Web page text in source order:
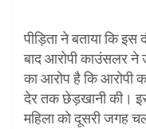
पीड़िता ने बताया कि
बाद आरोपी काउंसलर
का आरोप है कि आरोपी
देर तक छेड़खानी की।
महिला को दूसरी जगह